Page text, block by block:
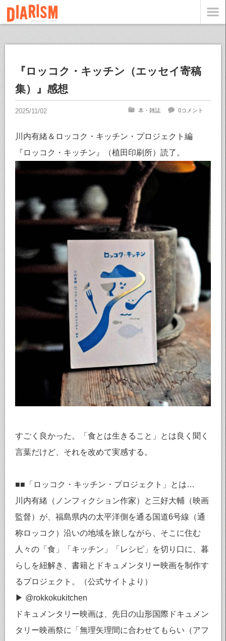
『ロッコク・キッチン（エッセイ寄稿
集）』感想
本・雑誌 0コメント
川内有緒＆ロッコク・キッチン・プロジェクト編
『ロッコク・キッチン』（植田印刷所）読了。
すごく良かった。「食とは生きること」とは良く聞く
言葉だけど、それを改めて実感する。
■■「ロッコク・キッチン・プロジェクト」とは…
川内有緒（ノンフィクション作家）と三好大輔（映画
監督）が、福島県内の太平洋側を通る国道6号線（通
称ロッコク）沿いの地域を旅しながら、そこに住む
人々の「食」「キッチン」「レシピ」を切り口に、暮
らしを紐解き、書籍とドキュメンタリー映画を制作す
るプロジェクト。（公式サイトより）
▶ @rokkokukitchen
ドキュメンタリー映画は、先日の山形国際ドキュメン
タリー映画祭に「無理矢理間に合わせてもらい（アフ